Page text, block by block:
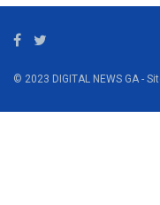
© 2023 DIGITAL NEWS GA -